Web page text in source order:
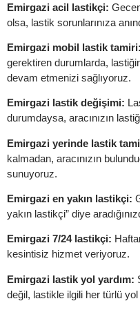
Emirgazi acil lastikçi:
olsa, lastik sorunlarınıza
Emirgazi mobil lastik tamiri:
gerektiren durumlarda,
devam etmenizi sağlıyoruz.
Emirgazi lastik değişimi:
durumdaysa, aracınızın
Emirgazi yerinde lastik
kalmadan, aracınızın
sunuyoruz.
Emirgazi en yakın lastikçi:
yakın lastikçi” diye
Emirgazi 7/24 lastikçi:
kesintisiz hizmet veriyoruz.
Emirgazi lastik yol yardım:
değil, lastikle ilgili her türlü yol